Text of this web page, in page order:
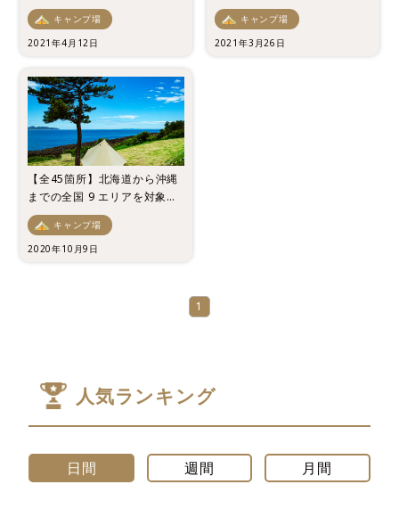
すめのキャンプ場7選
キャンプ場
2021年4月12日
ンプ場5選
キャンプ場
2021年3月26日
【全45箇所】北海道から沖縄
までの全国 9 エリアを対象と
した「キャンプ場ランキン
グ」 を発表！
キャンプ場
2020年10月9日
1
人気ランキング
日間 週間 月間